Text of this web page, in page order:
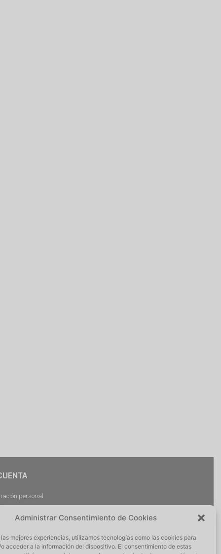
Administrar Consentimiento de Cookies
mejores experiencias, utilizamos tecnologías como las cookies para
acceder a la información del dispositivo. El consentimiento de estas
personal
Sesión